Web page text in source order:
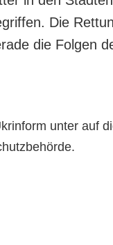
Die
die Folgen
unter auf